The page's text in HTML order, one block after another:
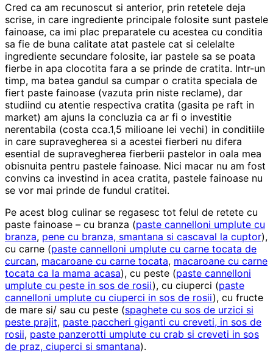
Cred ca am recunoscut si anterior, prin retetele deja
scrise, in care ingrediente principale folosite sunt pastele
fainoase, ca imi plac preparatele cu acestea cu conditia
sa fie de buna calitate atat pastele cat si celelalte
ingrediente secundare folosite, iar pastele sa se poata
fierbe in apa clocotita fara a se prinde de cratita. Intr-un
timp, ma batea gandul sa cumpar o cratita speciala de
fiert paste fainoase (vazuta prin niste reclame), dar
studiind cu atentie respectiva cratita (gasita pe raft in
market) am ajuns la concluzia ca ar fi o investitie
nerentabila (costa cca.1,5 milioane lei vechi) in conditiile
in care supravegherea si a acestei fierberi nu difera
esential de supravegherea fierberii pastelor in oala mea
obisnuita pentru pastele fainoase. Nici macar nu am fost
convins ca investind in acea cratita, pastele fainoase nu
se vor mai prinde de fundul cratitei.
Pe acest blog culinar se regasesc tot felul de retete cu
paste fainoase – cu branza (paste cannelloni umplute cu
branza, pene cu branza, smantana si cascaval la cuptor),
cu carne (paste cannelloni umplute cu carne tocata de
curcan, macaroane cu carne tocata, macaroane cu carne
tocata ca la mama acasa), cu peste (paste cannelloni
umplute cu peste in sos de rosii), cu ciuperci (paste
cannelloni umplute cu ciuperci in sos de rosii), cu fructe
de mare si/ sau cu peste (spaghete cu sos de urzici si
peste prajit, paste paccheri giganti cu creveti, in sos de
rosii, paste panzerotti umplute cu crab si creveti in sos
de praz, ciuperci si smantana).